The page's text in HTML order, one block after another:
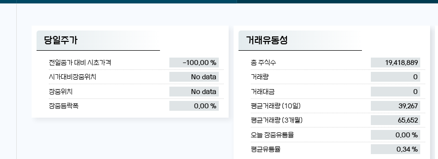
당일주가
전일종가 대비 시초가격
-100.00 %
시가대비장중위치
No data
장중위치
No data
장중등락폭
0.00 %
거래유동성
총 주식수
19,418,889
거래량
0
거래대금
0
평균거래량 (10일)
39,267
평균거래량 (3개월)
65,652
오늘 장중유통율
0.00 %
평균유통율
0.34 %